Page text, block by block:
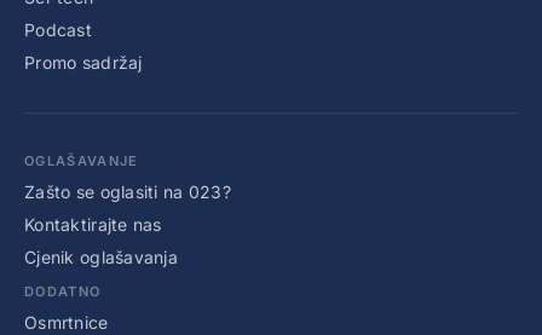
Podcast
Promo sadržaj
OGLAŠAVANJE
Zašto se oglasiti na 023?
Kontaktirajte nas
Cjenik oglašavanja
DODATNO
Osmrtnice